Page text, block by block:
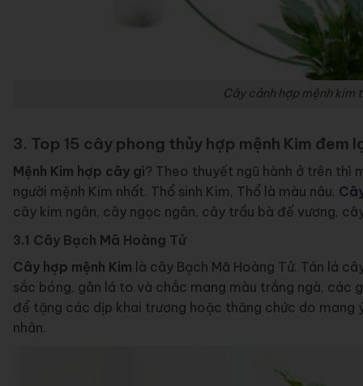
Cây cảnh hợp mệnh kim
3. Top 15 cây phong thủy hợp mệnh Kim đem
Mệnh Kim hợp cây gì? Theo thuyết ngũ hành ở trên thì
người mệnh Kim nhất. Thổ sinh Kim, Thổ là màu nâu.
cây kim ngân, cây ngọc ngân, cây trầu bà đế vương,
3.1 Cây Bạch Mã Hoàng Tử
Cây hợp mệnh Kim là cây Bạch Mã Hoàng Tử. Tán lá
sắc bóng, gân lá to và chắc mang màu trắng ngà, các
để tặng các dịp khai trương hoặc thăng chức do mang
nhân.